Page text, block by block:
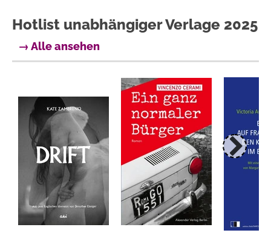
Hotlist unabhängiger Verlage 2025
→ Alle ansehen